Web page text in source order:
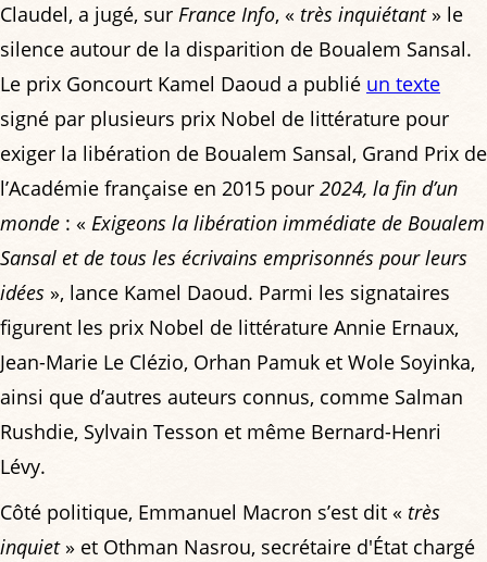
Claudel, a jugé, sur France Info, « très inquiétant» le
silence autour de la disparition de Boualem Sansal.
Le prix Goncourt Kamel Daoud a publié un texte
signé par plusieurs prix Nobel de littérature pour
exiger la libération de Boualem Sansal, Grand Prix de
l’Académie française en 2015 pour 2024, la fin d’un
monde : « Exigeons la libération immédiate de Boualem
Sansal et de tous les écrivains emprisonnés pour leurs
idées », lance Kamel Daoud. Parmi les signataires
figurent les prix Nobel de littérature Annie Ernaux,
Jean-Marie Le Clézio, Orhan Pamuk et Wole Soyinka,
ainsi que d’autres auteurs connus, comme Salman
Rushdie, Sylvain Tesson et même Bernard-Henri
Lévy.
Côté politique, Emmanuel Macron s’est dit « très
inquiet» et Othman Nasrou, secrétaire d'État chargé